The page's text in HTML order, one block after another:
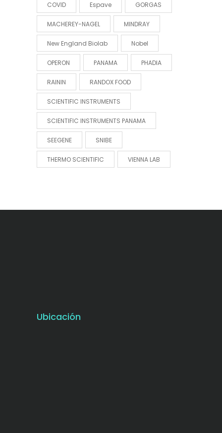
COVID Espave GORGAS
MACHEREY-NAGEL MINDRAY
New England Biolab Nobel
OPERON PANAMA PHADIA
RAININ RANDOX FOOD
SCIENTIFIC INSTRUMENTS
SCIENTIFIC INSTRUMENTS PANAMA
SEEGENE SNIBE
THERMO SCIENTIFIC VIENNA LAB
Ubicación